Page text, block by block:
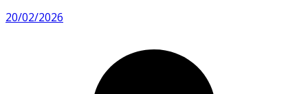
20/02/2026